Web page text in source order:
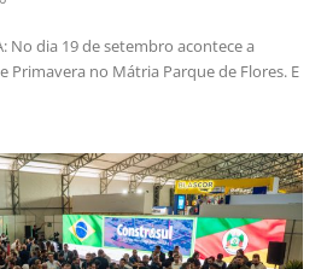
No dia 19 de setembro acontece a
Primavera no Mátria Parque de Flores. E